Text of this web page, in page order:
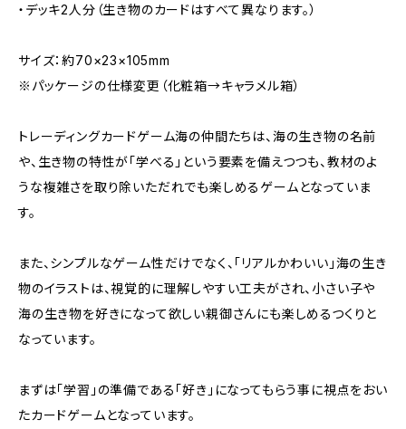
・デッキ2人分（生き物のカードはすべて異なります。）
サイズ：約70×23×105mm
※パッケージの仕様変更（化粧箱→キャラメル箱）
トレーディングカードゲーム海の仲間たちは、海の生き物の名前
や、生き物の特性が「学べる」という要素を備えつつも、教材のよ
うな複雑さを取り除いただれでも楽しめるゲームとなっていま
す。
また、シンプルなゲーム性だけでなく、「リアルかわいい」海の生き
物のイラストは、視覚的に理解しやすい工夫がされ、小さい子や
海の生き物を好きになって欲しい親御さんにも楽しめるつくりと
なっています。
まずは「学習」の準備である「好き」になってもらう事に視点をおい
たカードゲームとなっています。